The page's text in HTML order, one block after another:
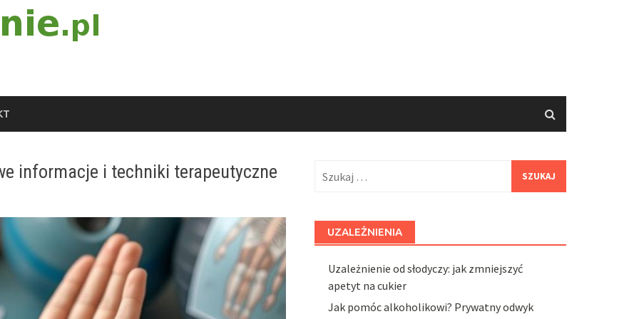
informacje i techniki terapeutyczne
UZALEŻNIENIA
Uzależnienie od słodyczy: jak zmniejszyć
apetyt na cukier
Jak pomóc alkoholikowi? Prywatny odwyk